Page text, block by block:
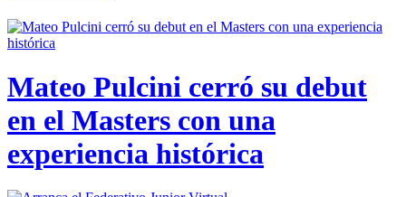
Mateo Pulcini cerró su debut
en el Masters con una
experiencia histórica